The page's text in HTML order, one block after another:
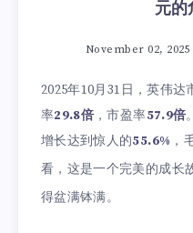
元的
November 02, 2025
2025年10月31日，英伟达
率29.8倍 ，市盈率57.9倍
增长达到惊人的55.6% ，
看，这是一个完美的成
得盆满钵满。